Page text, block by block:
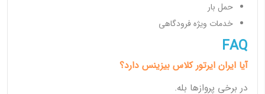
حمل بار
خدمات ویژه فرودگاهی
FAQ
آیا ایران ایرتور کلاس بیزینس دارد؟
در برخی پروازها بله.